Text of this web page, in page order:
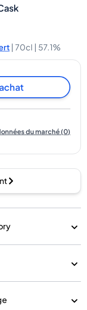
| 70cl | 57.1%
du marché(0)